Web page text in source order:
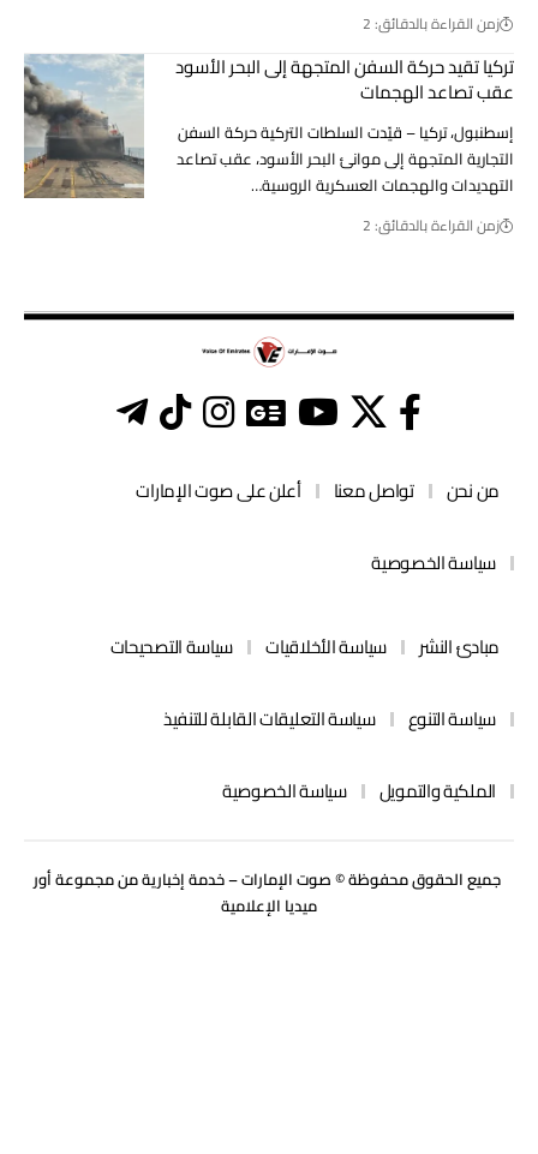
زمن القراءة بالدقائق: 2
تركيا تقيد حركة السفن المتجهة إلى البحر الأسود
عقب تصاعد الهجمات
إسطنبول، تركيا – قيّدت السلطات التركية حركة السفن
التجارية المتجهة إلى موانئ البحر الأسود، عقب تصاعد
التهديدات والهجمات العسكرية الروسية…
زمن القراءة بالدقائق: 2
من نحن تواصل معنا أعلن على صوت الإمارات
سياسة الخصوصية
مبادئ النشر سياسة الأخلاقيات سياسة التصحيحات
سياسة التنوع سياسة التعليقات القابلة للتنفيذ
الملكية والتمويل سياسة الخصوصية
جميع الحقوق محفوظة © صوت الإمارات – خدمة إخبارية من مجموعةأور
ميديا الإعلامية